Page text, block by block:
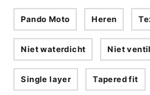
Pando Moto Heren
Niet waterdicht Niet
Single layer Tapered fit